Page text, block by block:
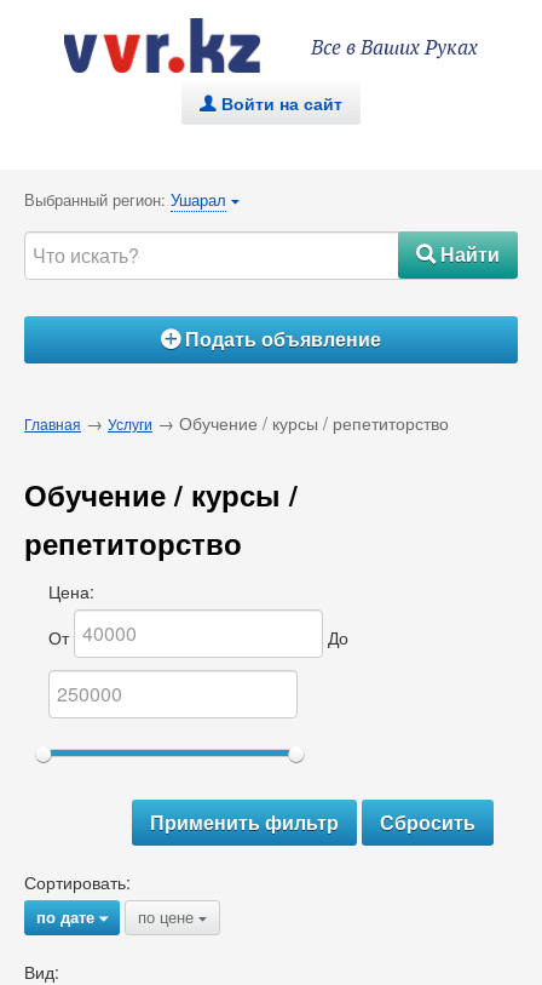
Все в Ваших Руках
. Войти на сайт
Выбранный регион: Ушарал {
#Найти
ÁПодать объявление
Главная → Услуги → Обучение / курсы / репетиторство
Обучение / курсы /
репетиторство
Цена:
От
До
Сортировать:
по дате{ по цене {
Вид: